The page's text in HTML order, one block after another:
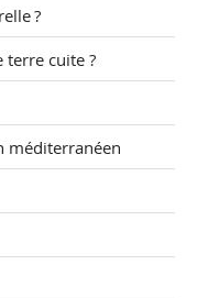
?
terre cuite ?
méditerranéen